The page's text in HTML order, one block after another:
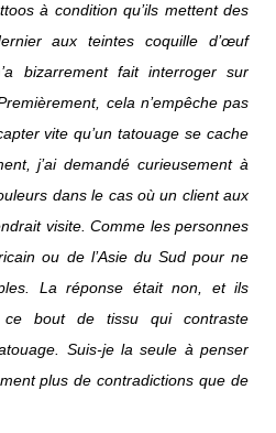
à condition qu’ils mettent des
aux teintes coquille d’œuf
bizarrement fait interroger sur
cela n’empêche pas
vite qu’un tatouage se cache
j’ai demandé curieusement à
dans le cas où un client aux
visite. Comme les personnes
ou de l’Asie du Sud pour ne
La réponse était non, et ils
bout de tissu qui contraste
Suis-je la seule à penser
plus de contradictions que de